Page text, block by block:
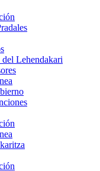
Lehendakari